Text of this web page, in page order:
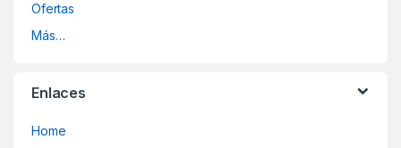
Ofertas
Más…
Enlaces
Home